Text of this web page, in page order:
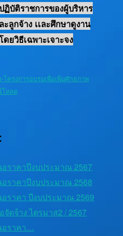
ฏิบัติราชการของผู้บริหาร
ลูกจ้าง เเละศึกษาดูงาน
ยวิธีเฉพาะเจาะจง
ครงการอบรมเพื่อเพิ่มศักยภาพ
โหลด
ราคาปีงบประมาณ 2567
ราคาปีงบประมาณ 2568
ราคา ปีงบประมาณ 2569
ดจ้าง ไตรมาส2 / 2567
อราคา…